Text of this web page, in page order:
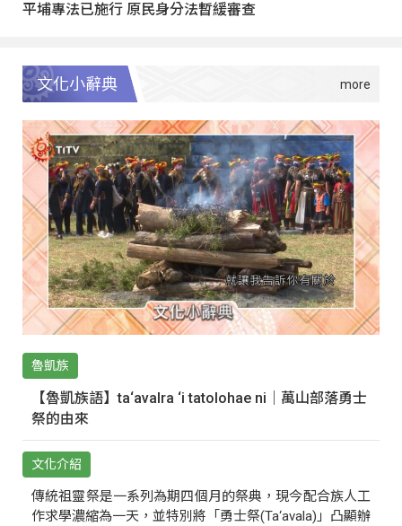
平埔專法已施行 原民身分法暫緩審查
文化小辭典
魯凱族
【魯凱族語】ta‘avalra ‘i tatolohae ni｜萬山部落勇士
祭的由來
文化介紹
傳統祖靈祭是一系列為期四個月的祭典，現今配合族人工
作求學濃縮為一天，並特別將「勇士祭(Ta‘avala)」凸顯辦